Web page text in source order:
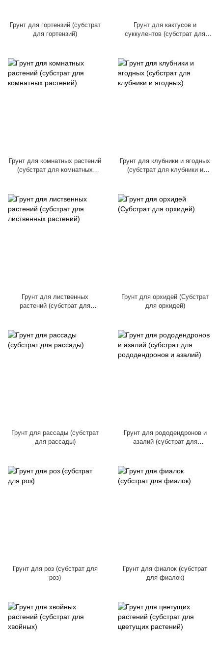
Грунт для гортензий (субстрат
для гортензий)
Грунт для кактусов и
суккулентов (субстрат для
Грунт для комнатных растений
(субстрат для комнатных
Грунт для клубники и ягодных
(субстрат для клубники и
Грунт для лиственных
растений (субстрат для
Грунт для орхидей (Субстрат
для орхидей)
Грунт для рассады (субстрат
для рассады)
Грунт для рододендронов и
азалий (субстрат для
Грунт для роз (субстрат для
роз)
Грунт для фиалок (субстрат
для фиалок)